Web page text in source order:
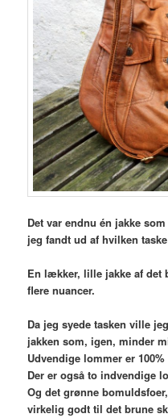
Det var endnu én jakke
jeg fandt ud af hvilken
En lækker, lille jakke af det
flere nuancer.
Da jeg syede tasken ville
jakken som, igen, minder
Udvendige lommer er
Der er også to indvendige
Og det grønne
virkelig godt til det brune